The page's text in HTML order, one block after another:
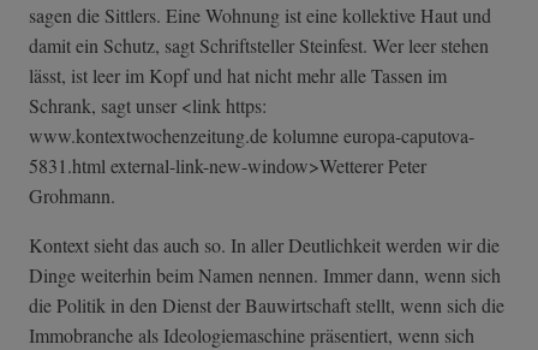
sagen die Sittlers. Eine Wohnung ist eine kollektive Haut und
damit ein Schutz, sagt Schriftsteller Steinfest. Wer leer stehen
lässt, ist leer im Kopf und hat nicht mehr alle Tassen im
Schrank, sagt unser <link https:
www.kontextwochenzeitung.de kolumne europa-caputova-
5831.html external-link-n­ew-window>Wette­rer Peter
Grohmann.
Kontext sieht das auch so. In aller Deutlichkeit werden wir die
Dinge weiterhin beim Namen nennen. Immer dann, wenn sich
die Politik in den Dienst der Bauwirtschaft stellt, wenn sich die
Immobranche als Ideologiemaschine präsentiert, wenn sich